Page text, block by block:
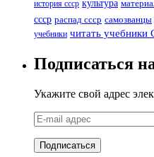
история ссср культура
ссср распад ссср самозванцы
учебники читать
Подписаться
Укажите свой адрес
E-
mail
адрес